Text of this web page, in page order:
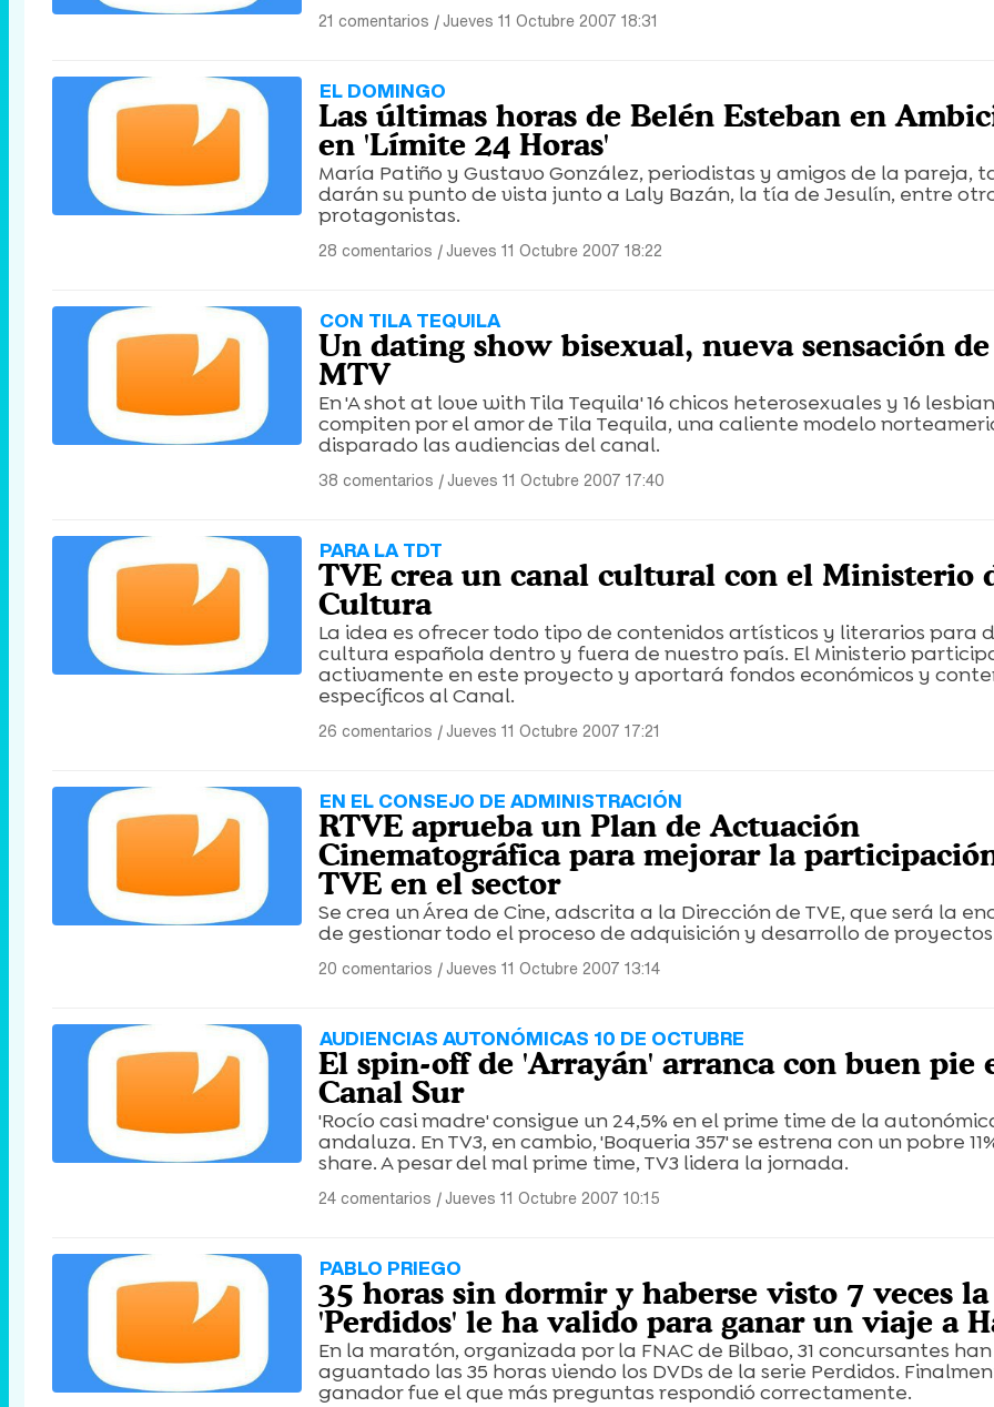
21 comentarios |Jueves 11 Octubre 2007 18:31
EL DOMINGO
Las últimas horas de Belén Esteban en
en 'Límite 24 Horas'
María Patiño y Gustavo González, periodistas y amigos de la pareja,
darán su punto de vista junto a Laly Bazán, la tía de Jesulín, entre
protagonistas.
28 comentarios |Jueves 11 Octubre 2007 18:22
CON TILA TEQUILA
Un dating show bisexual, nueva sensación
MTV
En 'A shot at love with Tila Tequila' 16 chicos heterosexuales y 16
compiten por el amor de Tila Tequila, una caliente modelo
disparado las audiencias del canal.
38 comentarios |Jueves 11 Octubre 2007 17:40
PARA LA TDT
TVE crea un canal cultural con el Ministerio
Cultura
La idea es ofrecer todo tipo de contenidos artísticos y literarios para
cultura española dentro y fuera de nuestro país. El Ministerio
activamente en este proyecto y aportará fondos económicos y
específicos al Canal.
26 comentarios |Jueves 11 Octubre 2007 17:21
EN EL CONSEJO DE ADMINISTRACIÓN
RTVE aprueba un Plan de Actuación
Cinematográfica para mejorar la
TVE en el sector
Se crea un Área de Cine, adscrita a la Dirección de TVE, que será la
de gestionar todo el proceso de adquisición y desarrollo de
20 comentarios |Jueves 11 Octubre 2007 13:14
AUDIENCIAS AUTONÓMICAS 10 DE OCTUBRE
El spin-off de 'Arrayán' arranca con buen pie
Canal Sur
'Rocío casi madre' consigue un 24,5% en el prime time de la
andaluza. En TV3, en cambio, 'Boqueria 357' se estrena con un pobre
share. A pesar del mal prime time, TV3 lidera la jornada.
24 comentarios |Jueves 11 Octubre 2007 10:15
PABLO PRIEGO
35 horas sin dormir y haberse visto 7 veces
'Perdidos' le ha valido para ganar un viaje a
En la maratón, organizada por la FNAC de Bilbao, 31 concursantes han
aguantado las 35 horas viendo los DVDs de la serie Perdidos.
ganador fue el que más preguntas respondió correctamente.